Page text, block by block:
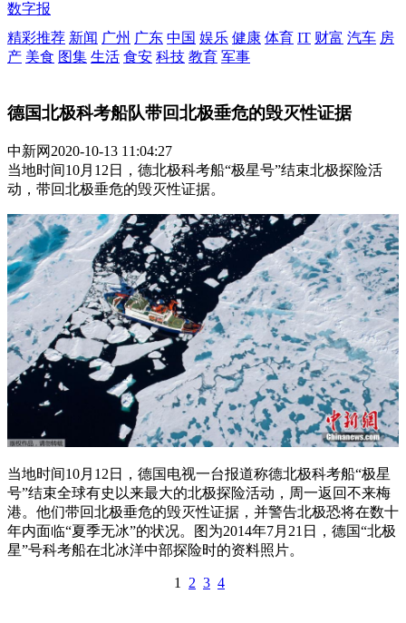
数字报
精彩推荐 新闻 广州 广东 中国 娱乐 健康 体育 IT 财富 汽车 房
产 美食 图集 生活 食安 科技 教育 军事
德国北极科考船队带回北极垂危的毁灭性证据
中新网 2020-10-13 11:04:27
当地时间10月12日，德北极科考船“极星号”结束北极探险活
动，带回北极垂危的毁灭性证据。
当地时间10月12日，德国电视一台报道称德北极科考船“极星
号”结束全球有史以来最大的北极探险活动，周一返回不来梅
港。他们带回北极垂危的毁灭性证据，并警告北极恐将在数十
年内面临“夏季无冰”的状况。图为2014年7月21日，德国“北极
星”号科考船在北冰洋中部探险时的资料照片。
1 2 3 4